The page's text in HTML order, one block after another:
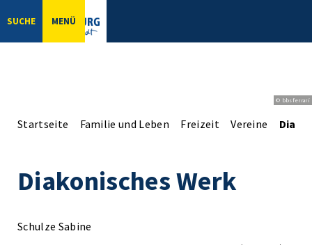
SUCHE MENÜ
© bbsferrari
Startseite Familie und Leben Freizeit Vereine
Diakonisches Werk
Schulze Sabine